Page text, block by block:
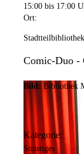
15:00 bis 17:00
Ort:
Comic-Duo -
Bild: Bibliothek
Kategorie:
Sonstiges